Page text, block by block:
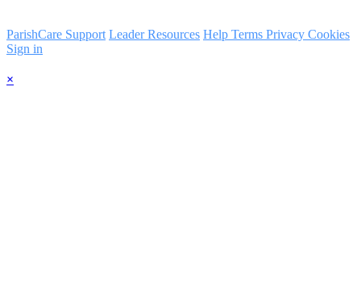
ParishCare Support Leader Resources Help Terms Privacy Cookies
Sign in
×